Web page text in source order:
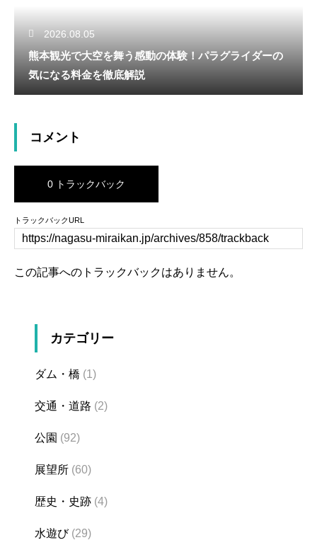
2026.08.05
熊本観光で大空を舞う感動の体験！パラグライダーの
気になる料金を徹底解説
コメント
0 トラックバック
トラックバックURL
この記事へのトラックバックはありません。
カテゴリー
ダム・橋 (1)
交通・道路 (2)
公園 (92)
展望所 (60)
歴史・史跡 (4)
水遊び(29)